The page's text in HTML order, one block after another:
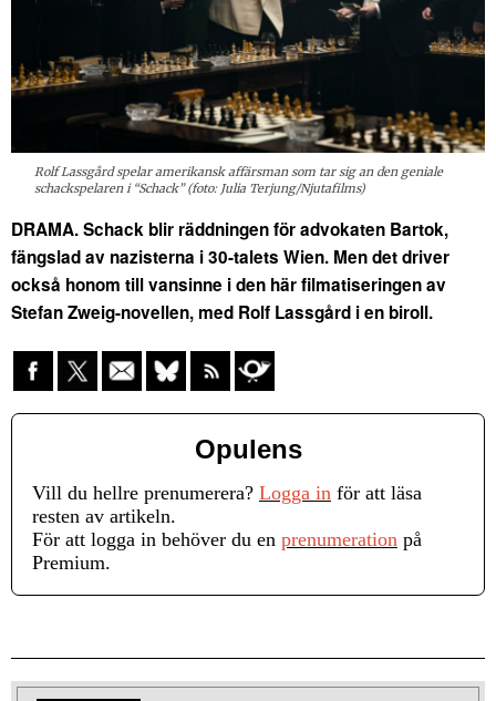
Rolf Lassgård spelar amerikansk affärsman som tar sig an den geniale
schackspelaren i “Schack” (foto: Julia Terjung/Njutafilms)
DRAMA. Schack blir räddningen för advokaten Bartok,
fängslad av nazisterna i 30-talets Wien. Men det driver
också honom till vansinne i den här filmatiseringen av
Stefan Zweig-novellen, med Rolf Lassgård i en biroll.
Opulens
Vill du hellre prenumerera? Logga in för att läsa
resten av artikeln.
För att logga in behöver du en prenumeration på
Premium.